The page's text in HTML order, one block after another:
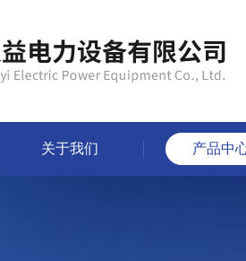
关于我们 产品中